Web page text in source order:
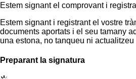
Estem signant el comprovant i
Estem signant i registrant el vostre
documents aportats i el seu tamany
una estona, no tanqueu ni
Preparant la signatura